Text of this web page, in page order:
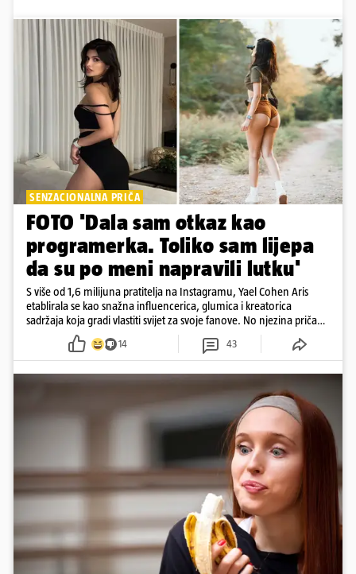
SENZACIONALNA PRIČA
FOTO 'Dala sam otkaz kao
programerka. Toliko sam lijepa
da su po meni napravili lutku'
S više od 1,6 milijuna pratitelja na Instagramu, Yael Cohen Aris
etablirala se kao snažna influencerica, glumica i kreatorica
sadržaja koja gradi vlastiti svijet za svoje fanove. No njezina priča
pokazuje da online slava dolazi i s neočekivanim izazovima
14 43